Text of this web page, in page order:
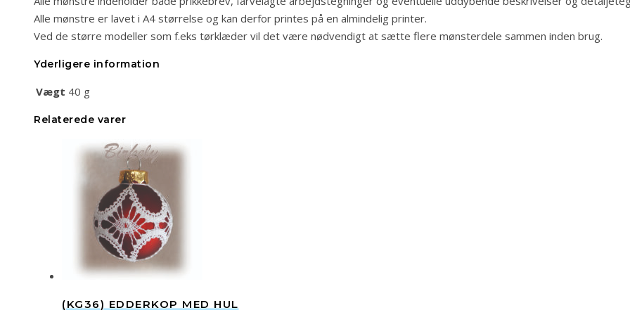
Alle mønstre er lavet i A4 størrelse og kan derfor printes på en almindelig printer.
Ved de større modeller som f.eks tørklæder vil det være nødvendigt at sætte flere mønsterdele sammen inden brug.
Yderligere information
Vægt 40 g
Relaterede varer
(KG36) EDDERKOP MED HUL